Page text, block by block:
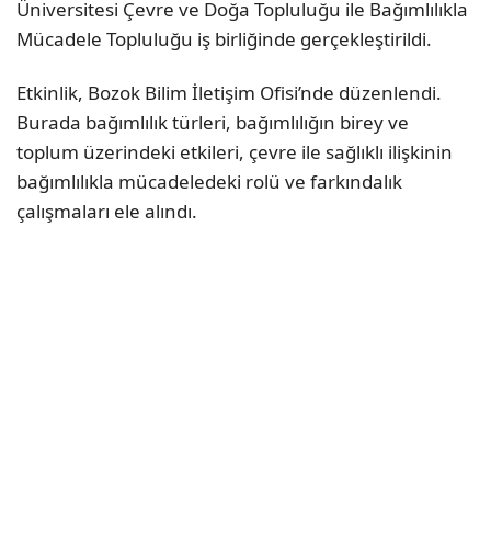
Üniversitesi Çevre ve Doğa Topluluğu ile Bağımlılıkla
Mücadele Topluluğu iş birliğinde gerçekleştirildi.
Etkinlik, Bozok Bilim İletişim Ofisi’nde düzenlendi.
Burada bağımlılık türleri, bağımlılığın birey ve
toplum üzerindeki etkileri, çevre ile sağlıklı ilişkinin
bağımlılıkla mücadeledeki rolü ve farkındalık
çalışmaları ele alındı.